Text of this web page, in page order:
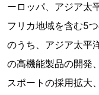
ーロッパ、アジア太
フリカ地域を含む5
のうち、アジア太平
の高機能製品の開発
スポートの採用拡大